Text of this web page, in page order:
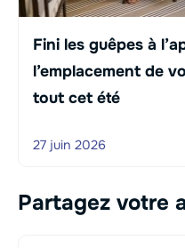
Fini les guêpes à
l’emplacement de
tout cet été
27 juin 2026
Partagez votre